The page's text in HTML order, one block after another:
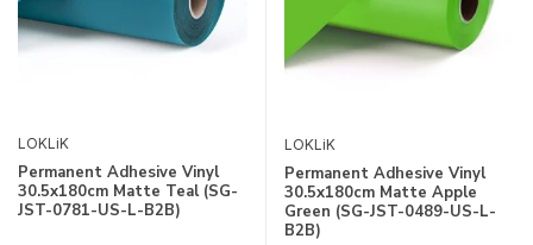
LOKLiK
Permanent Adhesive Vinyl
30.5x180cm Matte Teal (SG-
JST-0781-US-L-B2B)
LOKLiK
Permanent Adhesive Vinyl
30.5x180cm Matte Apple
Green (SG-JST-0489-US-L-
B2B)